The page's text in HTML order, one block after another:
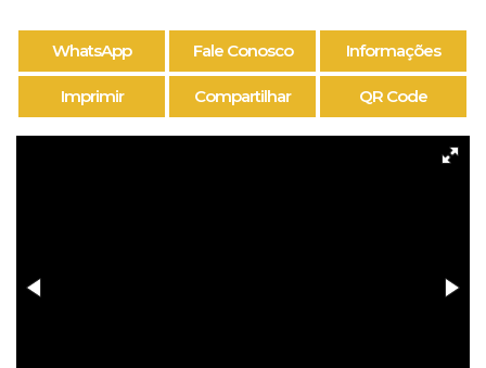
WhatsApp Fale Conosco Informações
Imprimir Compartilhar QR Code